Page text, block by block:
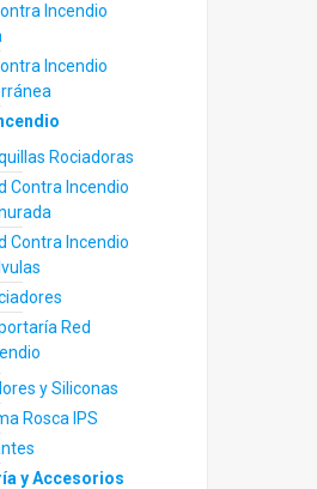
Incendio
Incendio
Rociadoras
Contra Incendio
Contra Incendio
Red
y Siliconas
Rosca IPS
y Accesorios